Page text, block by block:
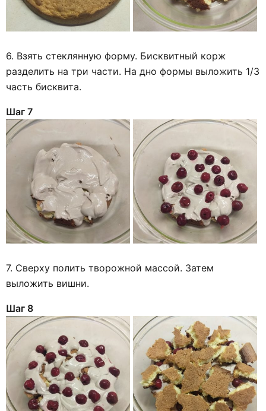
6. Взять стеклянную форму. Бисквитный корж
разделить на три части. На дно формы выложить 1/3
часть бисквита.
Шаг 7
7. Сверху полить творожной массой. Затем
выложить вишни.
Шаг 8